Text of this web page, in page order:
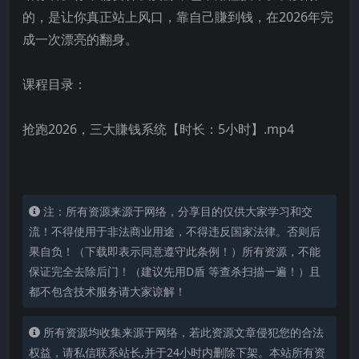
的，是让你真正站上风口，靠自己賺到钱，在2026年完
成一次漂亮的翻身。
课程目录：
抢跑2026，三大賺钱系统【时长：5小时】.mp4
注：所有资源来源于网络，分享目的仅供大家学习和交
流！不得使用于非法商业用途，不得违反国家法律。否则后
果自负！（下载即表示同意遵守此条例！）所有资源，不能
保证完全去除后门！（建议先用D盾 等查杀扫描一遍！）且
都不包含技术服务请大家谅解！
所有资源均收集来源于网络，若此资源文章侵犯您的合法
权益，请私信联系站长,并于24小时内删除下架。本站所有资